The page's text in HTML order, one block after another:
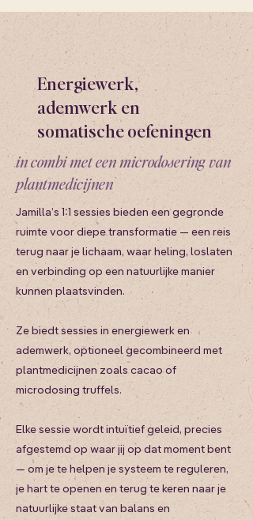
Energiewerk,
ademwerk en
somatische oefeningen
in combi met een microdosering van
plantmedicijnen
Jamilla’s 1:1 sessies bieden een gegronde
ruimte voor diepe transformatie — een reis
terug naar je lichaam, waar heling, loslaten
en verbinding op een natuurlijke manier
kunnen plaatsvinden.
Ze biedt sessies in energiewerk en
ademwerk, optioneel gecombineerd met
plantmedicijnen zoals cacao of
microdosing truffels.
Elke sessie wordt intuïtief geleid, precies
afgestemd op waar jij op dat moment bent
— om je te helpen je systeem te reguleren,
je hart te openen en terug te keren naar je
natuurlijke staat van balans en